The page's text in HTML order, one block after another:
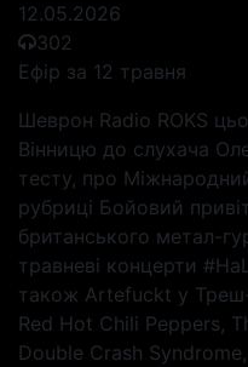
12.05.2026
302
Ефір за 12 травня
Шеврон Radio ROKS
Вінницю до слухача
тесту, про
рубриці Бойовий
британського метал-
травневі концерти
також Artefuckt у Треш-
Red Hot Chili Peppers,
Double Crash